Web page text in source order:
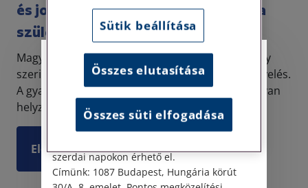
és jogellenes elutasítás: mit tehet a
szülő?
Magyarországon a gyermekek számára főszabály
szerint hároméves kortól kötelező az óvodai nevelés.
A gyakorlatban azonban sok család találkozik olyan
helyzettel, amikor az óvoda a felvételt például ...
Elolvasom
Személyes ügyfélfogadás
Tisztelt Ügyfeleink!
Személyes ügyfélszolgálatunk telefonon
szerdai napokon érhető el.
Címünk: 1087 Budapest, Hungária körút
Sütik beállítása
Összes elutasítása
Összes süti elfogadása